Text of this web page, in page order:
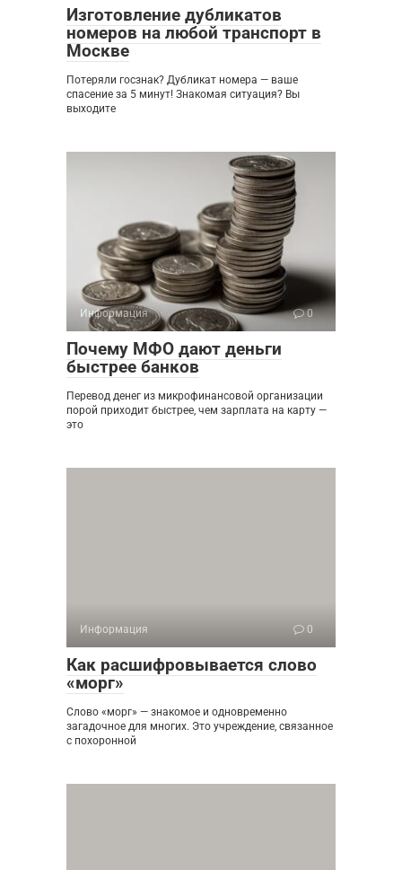
Изготовление дубликатов
номеров на любой транспорт в
Москве
Потеряли госзнак? Дубликат номера — ваше
спасение за 5 минут! Знакомая ситуация? Вы
выходите
Информация 0
Почему МФО дают деньги
быстрее банков
Перевод денег из микрофинансовой организации
порой приходит быстрее, чем зарплата на карту —
это
Информация 0
Как расшифровывается слово
«морг»
Слово «морг» — знакомое и одновременно
загадочное для многих. Это учреждение, связанное
с похоронной